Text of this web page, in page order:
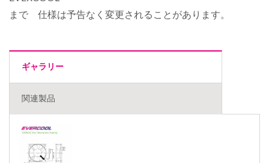
まで 仕様は予告なく変更されることがあります。
ギャラリー
関連製品